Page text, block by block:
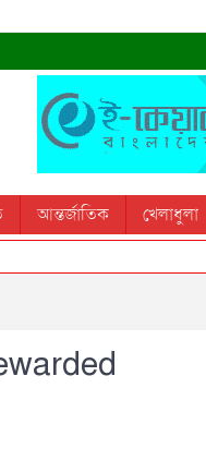
ভূমিমন্ত্রী
আন্তর্জাতিক খেলাধুলা